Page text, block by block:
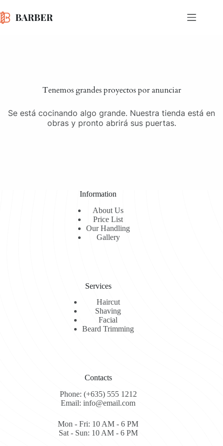
al
contenido
Tenemos grandes proyectos por anunciar
Se está cocinando algo grande. Nuestra tienda está en
obras y pronto abrirá sus puertas.
Information
About Us
Price List
Our Handling
Gallery
Services
Haircut
Shaving
Facial
Beard Trimming
Contacts
Phone: (+635) 555 1212
Email: info@email.com
Mon - Fri: 10 AM - 6 PM
Sat - Sun: 10 AM - 6 PM